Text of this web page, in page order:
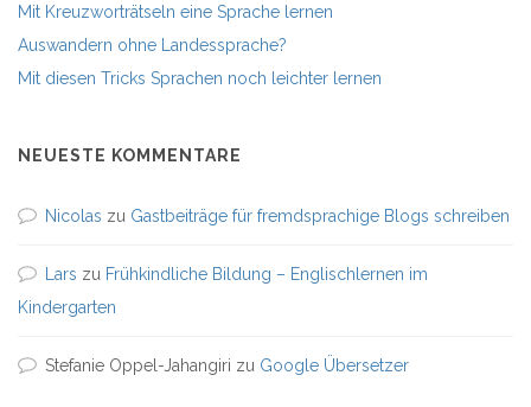
Mit Kreuzworträtseln eine Sprache lernen
Auswandern ohne Landessprache?
Mit diesen Tricks Sprachen noch leichter lernen
NEUESTE KOMMENTARE
Nicolas zu Gastbeiträge für fremdsprachige Blogs schreiben
Lars zu Frühkindliche Bildung – Englischlernen im
Kindergarten
Stefanie Oppel-Jahangiri zu Google Übersetzer